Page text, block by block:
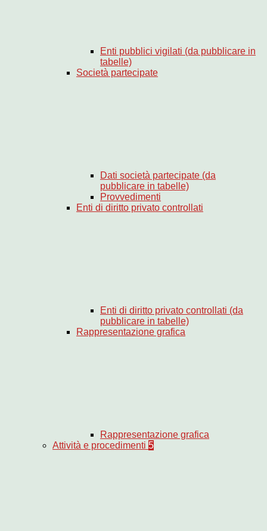
Enti pubblici vigilati (da pubblicare in
tabelle)
Società partecipate
Dati società partecipate (da
pubblicare in tabelle)
Provvedimenti
Enti di diritto privato controllati
Enti di diritto privato controllati (da
pubblicare in tabelle)
Rappresentazione grafica
Rappresentazione grafica
Attività e procedimenti 5